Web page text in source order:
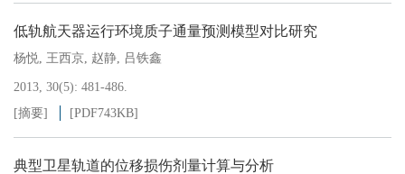
低轨航天器运行环境质子通量预测模型对比研究
杨悦, 王西京, 赵静, 吕铁鑫
2013, 30(5): 481-486.
[摘要]
[PDF743KB]
典型卫星轨道的位移损伤剂量计算与分析